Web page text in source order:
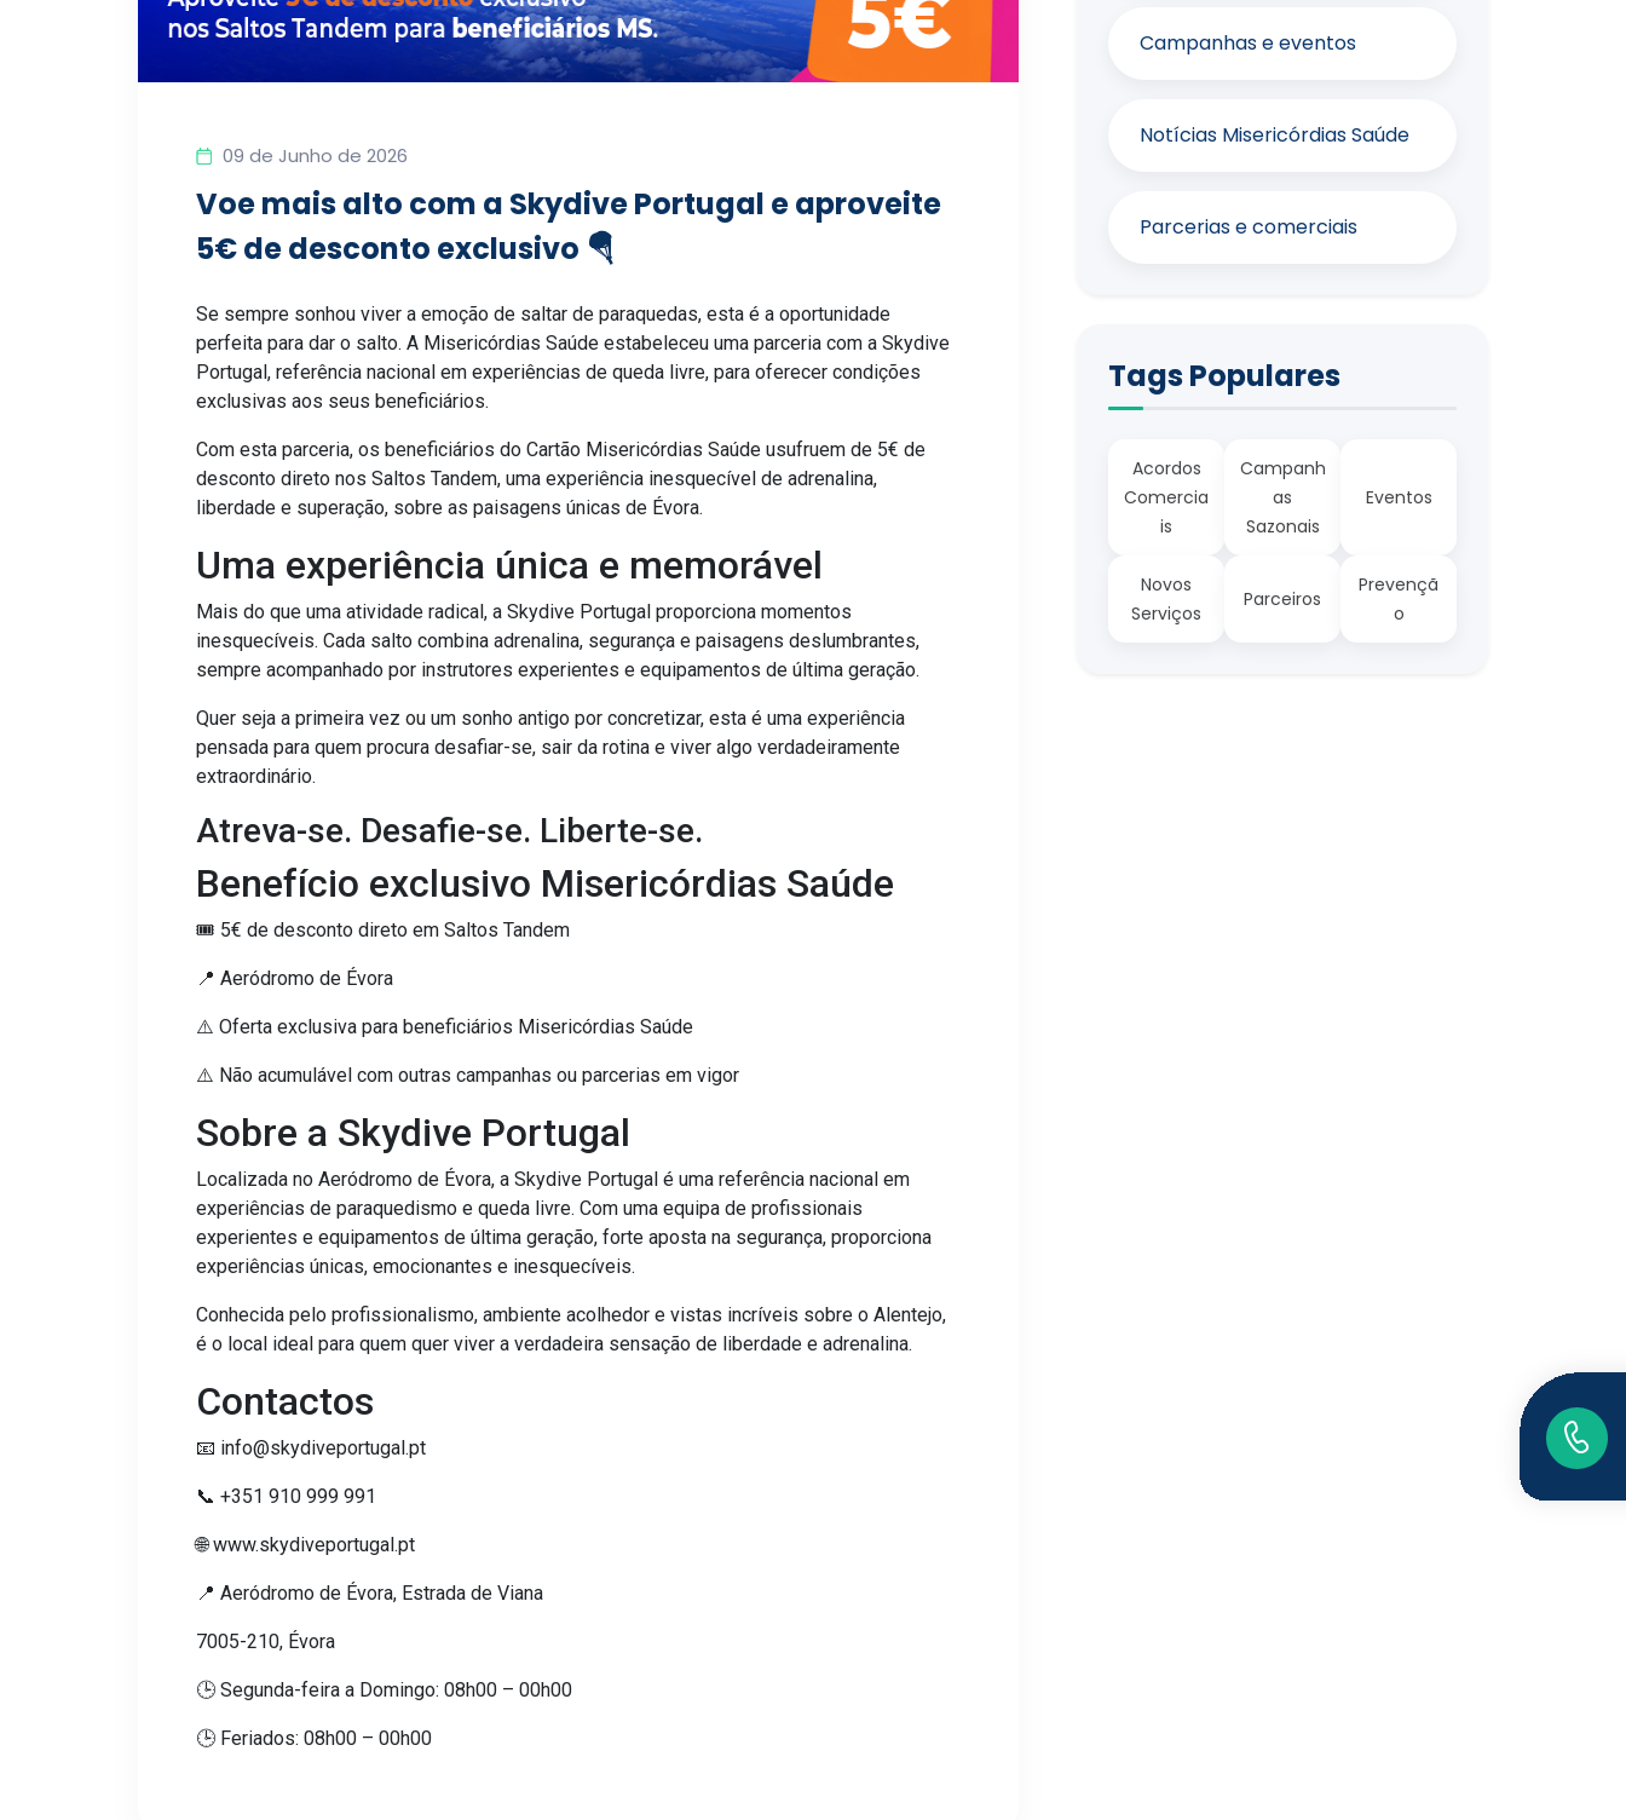
09 de Junho de 2026
Voe mais alto com a Skydive Portugal e aproveite
5€ de desconto exclusivo 🪂
Se sempre sonhou viver a emoção de saltar de paraquedas, esta é a oportunidade
perfeita para dar o salto. A Misericórdias Saúde estabeleceu uma parceria com a Skydive
Portugal, referência nacional em experiências de queda livre, para oferecer condições
exclusivas aos seus beneficiários.
Com esta parceria, os beneficiários do Cartão Misericórdias Saúde usufruem de 5€ de
desconto direto nos Saltos Tandem, uma experiência inesquecível de adrenalina,
liberdade e superação, sobre as paisagens únicas de Évora.
Uma experiência única e memorável
Mais do que uma atividade radical, a Skydive Portugal proporciona momentos
inesquecíveis. Cada salto combina adrenalina, segurança e paisagens deslumbrantes,
sempre acompanhado por instrutores experientes e equipamentos de última geração.
Quer seja a primeira vez ou um sonho antigo por concretizar, esta é uma experiência
pensada para quem procura desafiar-se, sair da rotina e viver algo verdadeiramente
extraordinário.
Atreva-se. Desafie-se. Liberte-se.
Benefício exclusivo Misericórdias Saúde
🎟️ 5€ de desconto direto em Saltos Tandem
📍 Aeródromo de Évora
⚠️ Oferta exclusiva para beneficiários Misericórdias Saúde
⚠️ Não acumulável com outras campanhas ou parcerias em vigor
Sobre a Skydive Portugal
Localizada no Aeródromo de Évora, a Skydive Portugal é uma referência nacional em
experiências de paraquedismo e queda livre. Com uma equipa de profissionais
experientes e equipamentos de última geração, forte aposta na segurança, proporciona
experiências únicas, emocionantes e inesquecíveis.
Conhecida pelo profissionalismo, ambiente acolhedor e vistas incríveis sobre o Alentejo,
é o local ideal para quem quer viver a verdadeira sensação de liberdade e adrenalina.
Contactos
📧 info@skydiveportugal.pt
📞 +351 910 999 991
🌐 www.skydiveportugal.pt
📍 Aeródromo de Évora, Estrada de Viana
7005-210, Évora
🕒 Segunda-feira a Domingo: 08h00 – 00h00
🕒 Feriados: 08h00 – 00h00
Campanhas e eventos
Notícias Misericórdias Saúde
Parcerias e comerciais
Tags Populares
Acordos
Comercia
is
Campanh
as
Sazonais
Eventos
Novos
Serviços
Parceiros
Prevençã
o